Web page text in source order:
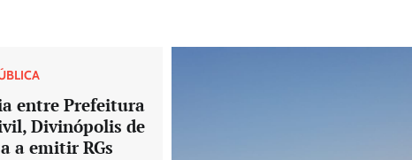
entre Prefeitura
Divinópolis de
a emitir RGs